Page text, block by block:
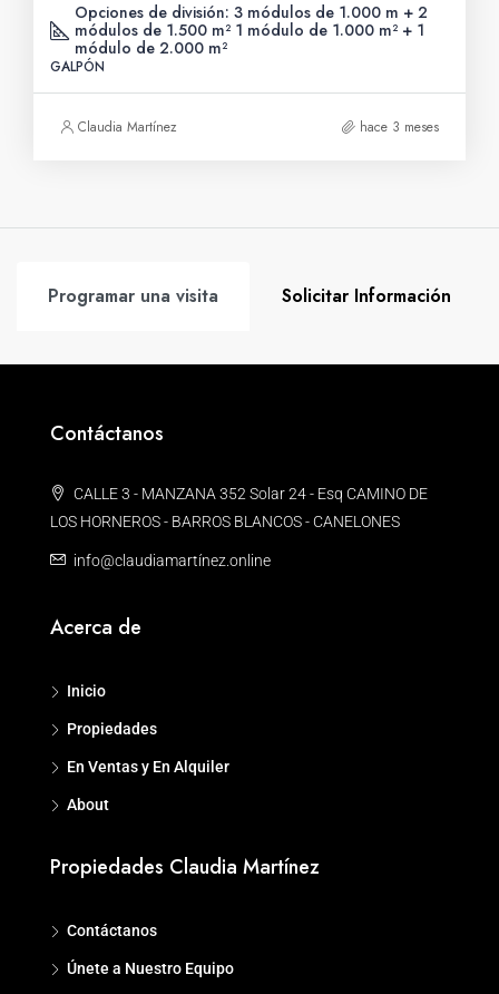
Opciones de división: 3 módulos de 1.000 m + 2
módulos de 1.500 m² 1 módulo de 1.000 m² + 1
módulo de 2.000 m²
GALPÓN
Claudia Martínez hace 3 meses
Programar una visita Solicitar Información
Contáctanos
CALLE 3 - MANZANA 352 Solar 24 - Esq CAMINO DE
LOS HORNEROS - BARROS BLANCOS - CANELONES
info@claudiamartínez.online
Acerca de
Inicio
Propiedades
En Ventas y En Alquiler
About
Propiedades Claudia Martínez
Contáctanos
Únete a Nuestro Equipo